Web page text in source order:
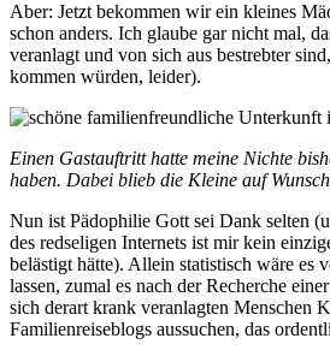
Aber: Jetzt bekommen wir ein kleines
schon anders. Ich glaube gar nicht mal,
veranlagt und von sich aus bestrebter
kommen würden, leider).
Einen Gastauftritt hatte meine Nichte
haben. Dabei blieb die Kleine auf
Nun ist Pädophilie Gott sei Dank selten
des redseligen Internets ist mir kein
belästigt hätte). Allein statistisch wäre
lassen, zumal es nach der Recherche
sich derart krank veranlagten Menschen
Familienreiseblogs aussuchen, das